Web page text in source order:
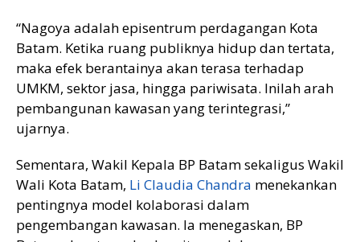
“Nagoya adalah episentrum perdagangan Kota
Batam. Ketika ruang publiknya hidup dan tertata,
maka efek berantainya akan terasa terhadap
UMKM, sektor jasa, hingga pariwisata. Inilah arah
pembangunan kawasan yang terintegrasi,”
ujarnya.
Sementara, Wakil Kepala BP Batam sekaligus Wakil
Wali Kota Batam, Li Claudia Chandra menekankan
pentingnya model kolaborasi dalam
pengembangan kawasan. Ia menegaskan, BP